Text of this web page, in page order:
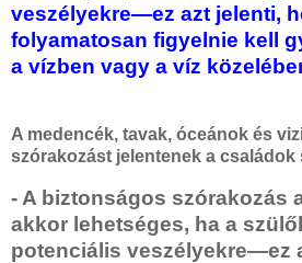
veszélyekre—ez azt jelenti,
folyamatosan figyelnie kell
a vízben vagy a víz
A medencék, tavak, óceánok és
szórakozást jelentenek a családok
- A biztonságos szórakozás
akkor lehetséges, ha a
potenciális veszélyekre—ez